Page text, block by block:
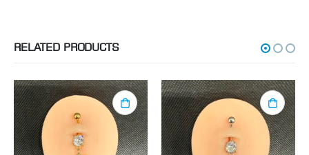
RELATED PRODUCTS